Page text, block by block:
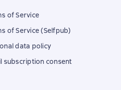
of Service
of Service (Selfpub)
data policy
subscription consent